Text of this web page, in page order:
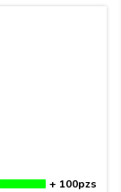
+ 100pzs